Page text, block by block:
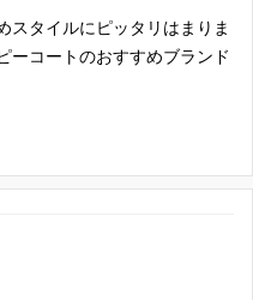
スタイルにピッタリはまりま
ーコートのおすすめブランド